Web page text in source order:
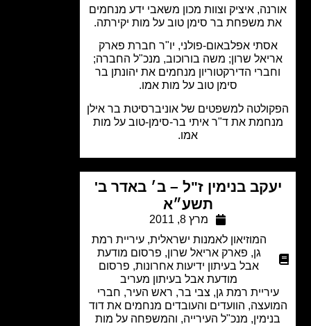
איציק וצוות מכון משאבי ידע מנחמים
משפחת בר סימן טוב על מות יקירתה.
אפלבאום-פולני, יו"ר חברת פארק
שרון; משה בורוכוב, מנכ"ל החברה;
הדירקטוריון מנחמים את יהונתן בר
סימן טוב על מות אמו.
למשפטים של אוניברסיטת בר אילן
את ד"ר איתי בר-סימן-טוב על מות
בנימין ז"ל – ב׳ באדר ב'
תשע״א
מרץ 8, 2011
המוזיאון לאמנות ישראלית,עיריית רמת
,פארק אריאל שרון,פרסום מודעת
אבל בעיתון ידיעות אחרונות,פרסום
מודעת אבל בעיתון מעריב
רמת גן, צבי בר, ראש העיר, חברי
הוועדים והעובדים מנחמים את דוד
מנכ"ל העירייה, והמשפחה על מות